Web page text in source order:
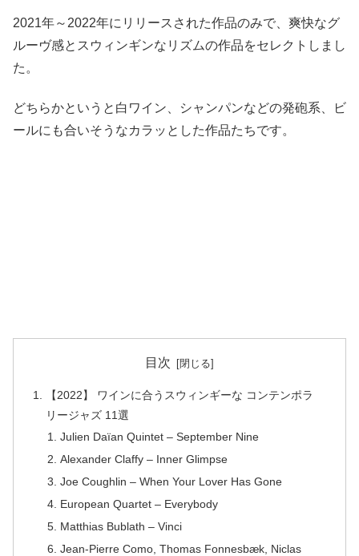
2021年～2022年にリリースされた作品のみで、爽快なグ
ルーヴ感とスウィンギンなリズムの作品をセレクトしまし
た。
どちらかというと白ワイン、シャンパンなどの発砲系、ビ
ールにも合いそうなカラッとした作品たちです。
目次
【2022】 ワインに合うスウィンギーな コンテンポラ
リージャズ 11選
Julien Daïan Quintet – September Nine
Alexander Claffy – Inner Glimpse
Joe Coughlin – When Your Lover Has Gone
European Quartet – Everybody
Matthias Bublath – Vinci
Jean-Pierre Como, Thomas Fonnesbæk, Niclas